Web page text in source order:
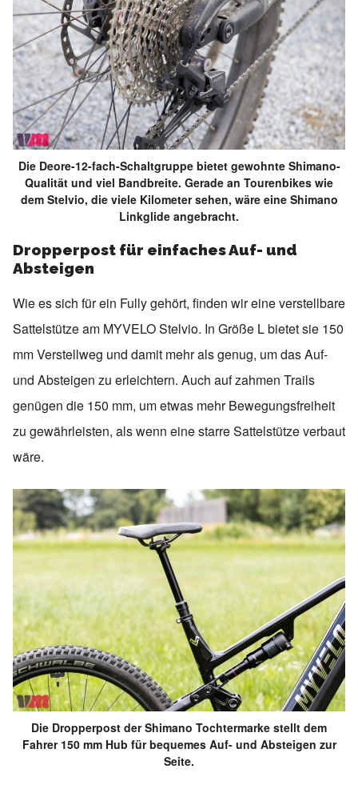
Die Deore-12-fach-Schaltgruppe bietet gewohnte Shimano-
Qualität und viel Bandbreite. Gerade an Tourenbikes wie
dem Stelvio, die viele Kilometer sehen, wäre eine Shimano
Linkglide angebracht.
Dropperpost für einfaches Auf- und
Absteigen
Wie es sich für ein Fully gehört, finden wir eine verstellbare
Sattelstütze am MYVELO Stelvio. In Größe L bietet sie 150
mm Verstellweg und damit mehr als genug, um das Auf-
und Absteigen zu erleichtern. Auch auf zahmen Trails
genügen die 150 mm, um etwas mehr Bewegungsfreiheit
zu gewährleisten, als wenn eine starre Sattelstütze verbaut
wäre.
Die Dropperpost der Shimano Tochtermarke stellt dem
Fahrer 150 mm Hub für bequemes Auf- und Absteigen zur
Seite.